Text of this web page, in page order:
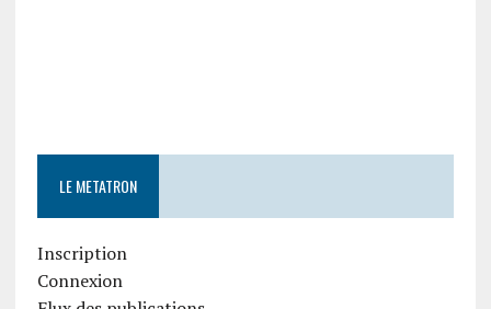
LE METATRON
Inscription
Connexion